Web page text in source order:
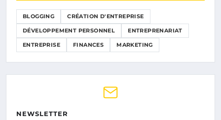
BLOGGING CRÉATION D'ENTREPRISE
DÉVELOPPEMENT PERSONNEL ENTREPRENARIAT
ENTREPRISE FINANCES MARKETING
NEWSLETTER